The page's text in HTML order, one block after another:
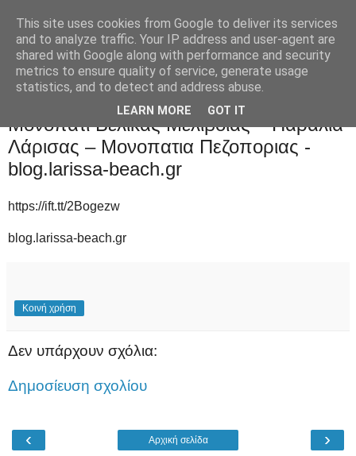
Μονοπατι Βελικας Μελιβοιας – Παράλια
Λάρισας – Μονοπατια Πεζοποριας -
blog.larissa-beach.gr
https://ift.tt/2Bogezw
blog.larissa-beach.gr
Κοινή χρήση
Δεν υπάρχουν σχόλια:
Δημοσίευση σχολίου
‹ ›
Αρχική σελίδα
This site uses cookies from Google to deliver its services
and to analyze traffic. Your IP address and user-agent are
shared with Google along with performance and security
metrics to ensure quality of service, generate usage
statistics, and to detect and address abuse.
LEARN MORE GOT IT